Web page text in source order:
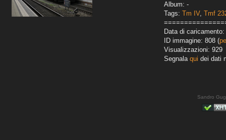
Album: -
Tags: Tm IV, Tmf
Data di caricamento:
ID immagine: 808 (
Visualizzazioni: 929
Segnala qui dei dati
Sandro